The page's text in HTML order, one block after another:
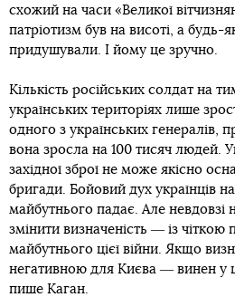
схожий на часи «Великої
патріотизм був на висоті, а будь-
придушували. І йому це зручно.
Кількість російських солдат на
українських територіях лише
одного з українських генералів,
вона зросла на 100 тисяч людей.
західної зброї не може якісно
бригади. Бойовий дух українців на
майбутнього падає. Але невдовзі
змінити визначеність ― із
майбутнього цієї війни. Якщо
негативною для Києва ― винен у
пише Каган.